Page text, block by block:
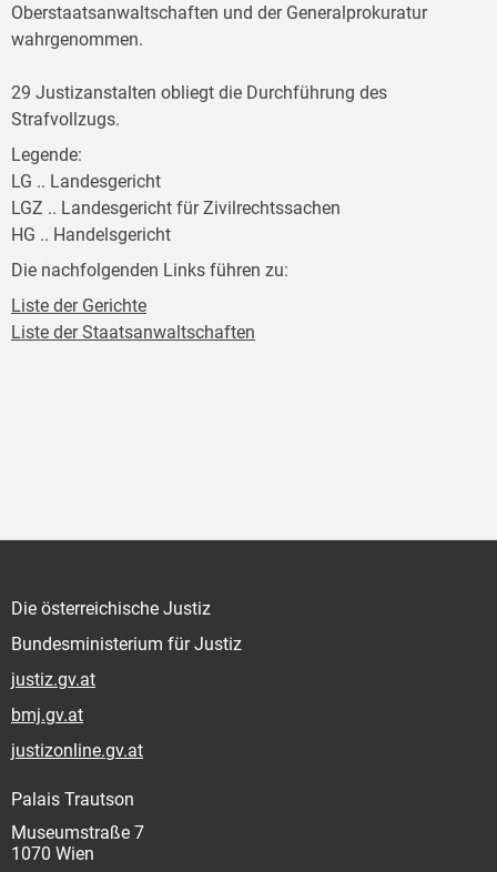
Oberstaatsanwaltschaften und der Generalprokuratur
wahrgenommen.
29 Justizanstalten obliegt die Durchführung des
Strafvollzugs.
Legende:
LG .. Landesgericht
LGZ .. Landesgericht für Zivilrechtssachen
HG .. Handelsgericht
Die nachfolgenden Links führen zu:
Liste der Gerichte
Liste der Staatsanwaltschaften
Die österreichische Justiz
Bundesministerium für Justiz
justiz.gv.at
bmj.gv.at
justizonline.gv.at
Palais Trautson
Museumstraße 7
1070 Wien